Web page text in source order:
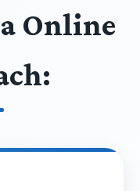
Online